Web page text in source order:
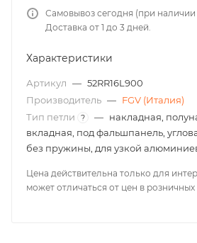
Самовывоз сегодня (при наличии
Доставка от 1 до 3 дней.
Характеристики
Артикул — 52RR16L900
Производитель — FGV (Италия)
Тип петли
? — накладная,
вкладная, под фальшпанель,
без пружины, для узкой
Цена действительна только для
может отличаться от цен в розничных